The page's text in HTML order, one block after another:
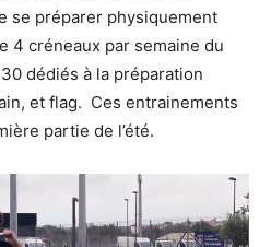
se préparer physiquement
4 créneaux par semaine du
dédiés à la préparation
et flag. Ces entrainements
partie de l’été.